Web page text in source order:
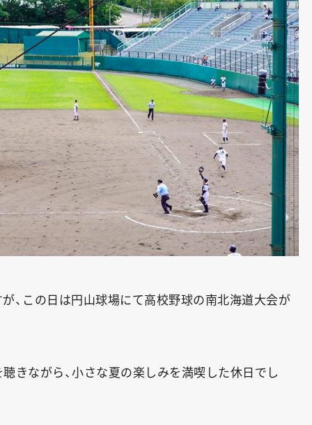
、この日は円山球場にて高校野球の南北海道大会が
きながら、小さな夏の楽しみを満喫した休日でし